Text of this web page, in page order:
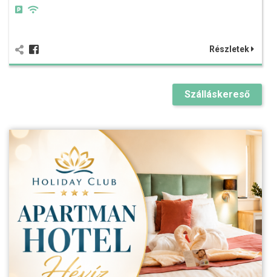
Részletek
Szálláskereső